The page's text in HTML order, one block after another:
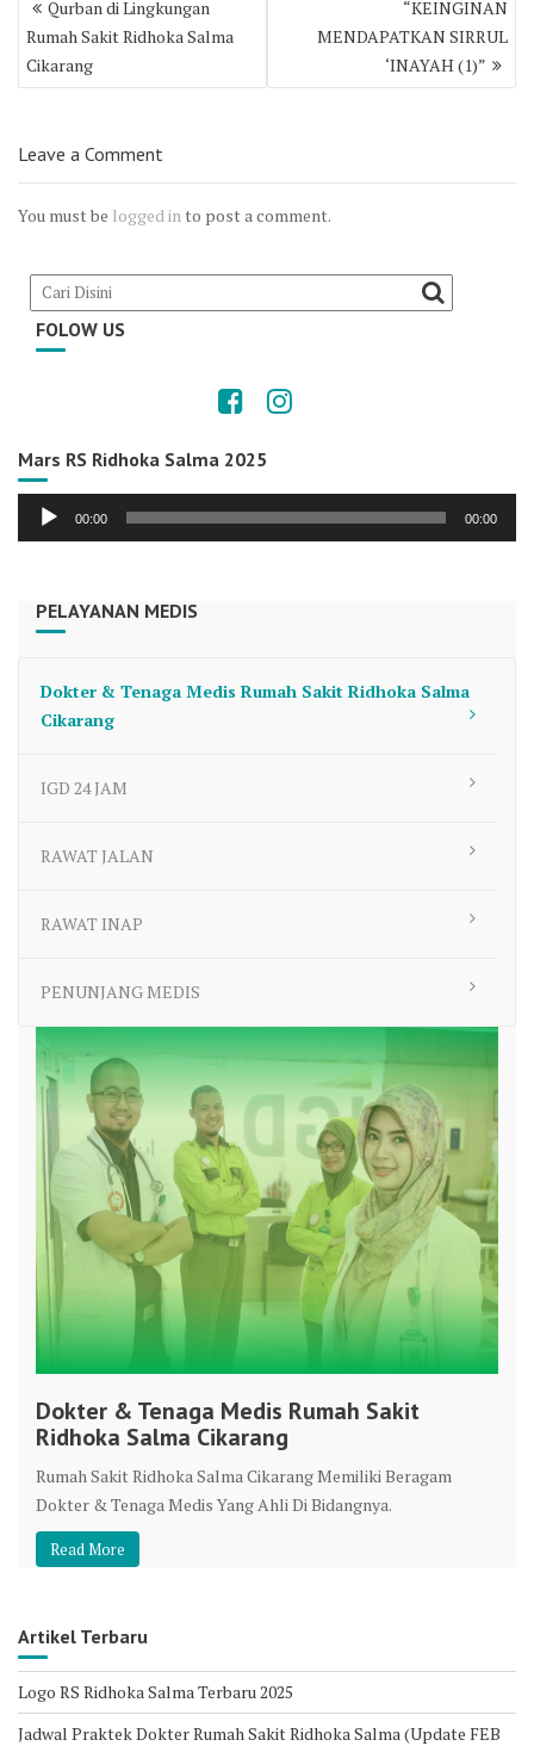
navigation
Qurban di Lingkungan
Rumah Sakit Ridhoka Salma
Cikarang
“KEINGINAN
MENDAPATKAN SIRRUL
‘INAYAH (1)”
Leave a Comment
You must be logged in to post a comment.
FOLOW US
Mars RS Ridhoka Salma 2025
Audio
00:00 00:00
PELAYANAN MEDIS
Dokter & Tenaga Medis Rumah Sakit Ridhoka Salma
Cikarang
IGD 24 JAM
RAWAT JALAN
RAWAT INAP
PENUNJANG MEDIS
Dokter & Tenaga Medis Rumah Sakit
Ridhoka Salma Cikarang
Rumah Sakit Ridhoka Salma Cikarang Memiliki Beragam
Dokter & Tenaga Medis Yang Ahli Di Bidangnya.
Read More
Artikel Terbaru
Logo RS Ridhoka Salma Terbaru 2025
Jadwal Praktek Dokter Rumah Sakit Ridhoka Salma (Update FEB